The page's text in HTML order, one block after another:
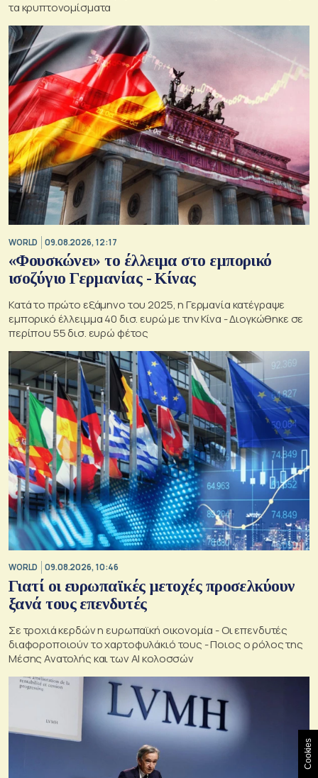
τα κρυπτονομίσματα
WORLD 09.08.2026, 12:17
«Φουσκώνει» το έλλειμα στο εμπορικό
ισοζύγιο Γερμανίας - Κίνας
Κατά το πρώτο εξάμηνο του 2025, η Γερμανία κατέγραψε
εμπορικό έλλειμμα 40 δισ. ευρώ με την Κίνα - Διογκώθηκε σε
περίπου 55 δισ. ευρώ φέτος
WORLD 09.08.2026, 10:46
Γιατί οι ευρωπαϊκές μετοχές προσελκύουν
ξανά τους επενδυτές
Σε τροχιά κερδών η ευρωπαϊκή οικονομία - Οι επενδυτές
διαφοροποιούν το χαρτοφυλάκιό τους - Ποιος ο ρόλος της
Μέσης Ανατολής και των AI κολοσσών
Cookies